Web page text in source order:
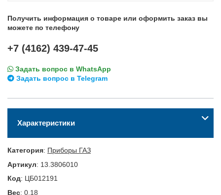
Получить информация о товаре или оформить заказ вы
можете по телефону
+7 (4162) 439-47-45
Задать вопрос в WhatsApp
Задать вопрос в Telegram
Характеристики
Категория: Приборы ГАЗ
Артикул: 13.3806010
Код: ЦБ012191
Вес: 0.18